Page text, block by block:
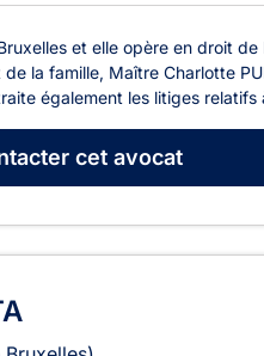
et elle opère en droit
la famille, Maître Charlotte
également les litiges relatifs
cet avocat